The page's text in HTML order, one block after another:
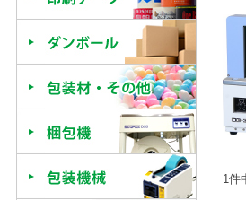
1件
包装材
梱包機
包装機械